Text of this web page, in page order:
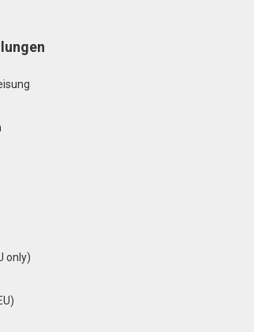
only)